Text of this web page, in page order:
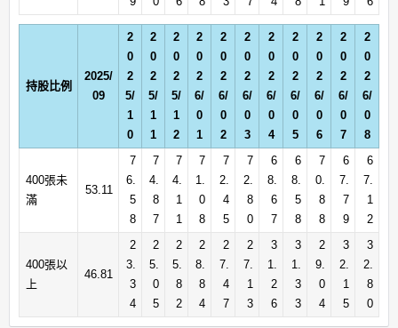
持股比例
2025/
09
2
0
2
5/
1
0
2
0
2
5/
1
1
2
0
2
5/
1
2
2
0
2
6/
0
1
2
0
2
6/
0
2
2
0
2
6/
0
3
2
0
2
6/
0
4
2
0
2
6/
0
5
2
0
2
6/
0
6
2
0
2
6/
0
7
2
0
2
6/
0
8
400張未
滿
53.11
7
6.
5
8
7
4.
8
7
7
4.
1
1
7
1.
0
8
7
2.
4
5
7
2.
8
0
6
8.
6
7
6
8.
5
8
7
0.
8
8
6
7.
7
9
6
7.
1
2
400張以
上
46.81
2
3.
3
4
2
5.
0
5
2
5.
8
2
2
8.
8
4
2
7.
4
7
2
7.
1
3
3
1.
2
6
3
1.
3
3
2
9.
0
4
3
2.
1
5
3
2.
8
0